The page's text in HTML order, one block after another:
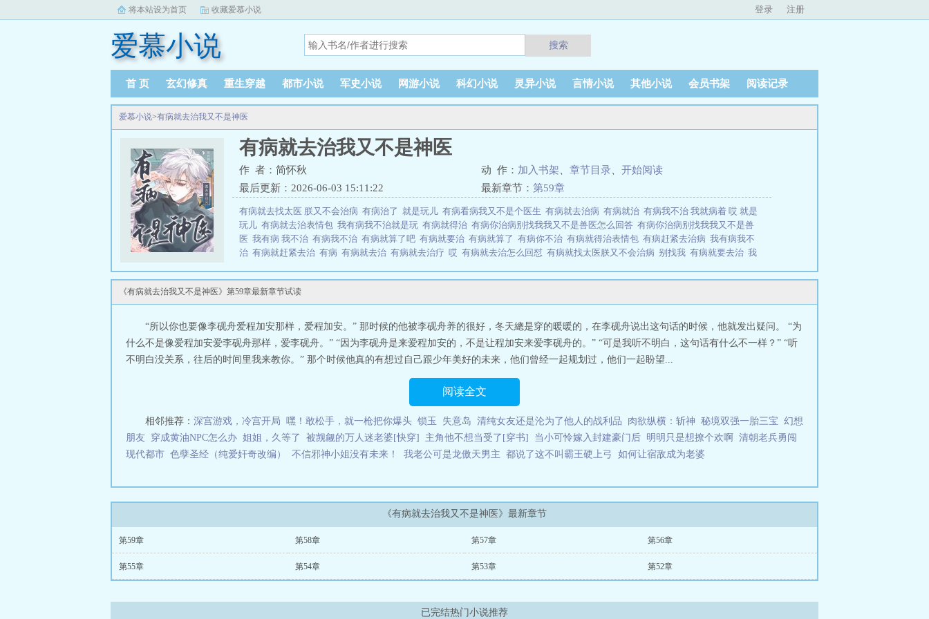
将本站设为首页 收藏爱慕小说 登录 注册
爱慕小说 搜索
首 页 玄幻修真 重生穿越 都市小说 军史小说 网游小说 科幻小说 灵异小说 言情小说 其他小说 会员书架 阅读记录
爱慕小说>有病就去治我又不是神医
有病就去治我又不是神医
作 者：简怀秋 动 作： 加入书架 章节目录
开始阅读
最后更新：2026-06-03 15:11:22
最新章节： 第59章
有病就去找太医 朕又不会治病 有病治了 就是玩儿 有病看病我又不是个医生 有病就去治病 有病就治 有病我不治 我就病着 哎 就是
玩儿 有病就去治表情包 我有病我不治就是玩 有病就得治 有病你治病别找我我又不是兽医怎么回答 有病你治病别找我我又不是兽
医 我有病 我不治 有病我不治 有病就算了吧 有病就要治 有病就算了 有病你不治 有病就得治表情包 有病赶紧去治病 我有病我不
治 有病就赶紧去治 有病 有病就去治 有病就去治疗 哎 有病就去治怎么回怼 有病就找太医朕又不会治病 别找我 有病就要去治 我
我又不是神医怎么办我就病着有病你治病有病 有病就算了我又不是兽医我有病我就是不治有病就去治我又不是神医简介：
emsp;emsp;不正经的阳光温心沈解攻VS情感淡漠“神医”白无忧受emsp;emsp;你见过世间里多少的黑暗，你知道这里藏着多少患者嘛？
emsp;emsp;白无忧见过，他也知道这个世间有多少患者，他见过世间最肮脏的那一面。emsp;emsp;他试着拯救那些人..有病就去治我又
不是神医
《有病就去治我又不是神医》第59章最新章节试读
“所以你也要像李砚舟爱程加安那样，爱程加安。” 那时候的他被李砚舟养的很好，冬天總是穿的暖暖的，在李砚舟说出这句话的时候，他就发出疑问。 “为
什么不是像爱程加安爱李砚舟那样，爱李砚舟。” “因为李砚舟是来爱程加安的，不是让程加安来爱李砚舟的。” “可是我听不明白，这句话有什么不一样？” “听
不明白没关系，往后的时间里我来教你。” 那个时候他真的有想过自己跟少年美好的未来，他们曾经一起规划过，他们一起盼望...
阅读全文
相邻推荐： 深宫游戏，冷宫开局 嘿！敢松手，就一枪把你爆头 锁玉 失意岛 清纯女友还是沦为了他人的战利品 肉欲纵横：斩神 秘境双强一胎三宝 幻想
朋友 穿成黄油NPC怎么办 姐姐，久等了 被觊觎的万人迷老婆[快穿] 主角他不想当受了[穿书] 当小可怜嫁入封建豪门后 明明只是想撩个欢啊
清朝老兵勇闯
现代都市 色孽圣经（纯爱奸奇改编） 不信邪神小姐没有未来！ 我老公可是龙傲天男主 都说了这不叫霸王硬上弓 如何让宿敌成为老婆
《有病就去治我又不是神医》最新章节
第59章 第58章 第57章 第56章
第55章 第54章 第53章 第52章
已完结热门小说推荐